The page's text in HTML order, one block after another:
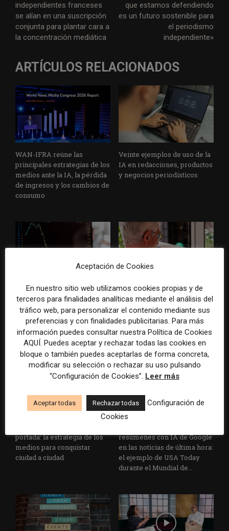
independientes franceses
se alían en una suscripción
conjunta para plantar cara a
la concentración mediática
que estamos defendiendo
es un futuro sostenible para
el periodismo
independiente»
ARTÍCULOS RELACIONADOS
WAN-IFRA reúne las
principales estrategias de los
medios ante la IA, la pérdida
de ingresos y los cambios de
consumo
Veinte ejemplos de uso de la
IA en redacciones, productos
y negocios periodísticos
La bolsa ha borrado hasta el
98% del valor de algunos
grandes grupos de prensa
tradicionales
Los medios tienen audiencia,
pero no siempre comunidad:
cómo activar a los lectores
que siguen las noticias en
silencio
portada: la estrategia de los
medios para conquistar
ciudad a ciudad
resúmenes con IA de Google
en las noticias de última hora:
el ejemplo de USA Today
durante el Mundial de...
Aceptación de Cookies
En nuestro sitio web utilizamos cookies propias y de
terceros para finalidades analíticas mediante el análisis del
tráfico web, para personalizar el contenido mediante sus
preferencias y con finalidades publicitarias. Para más
información puedes consultar nuestra Política de Cookies
AQUÍ. Puedes aceptar y rechazar todas las cookies en
bloque o también puedes aceptarlas de forma concreta,
modificar su selección o rechazar su uso pulsando
“Configuración de Cookies”. Leer más
Aceptar todas Rechazar todas
Configuración de
Cookies